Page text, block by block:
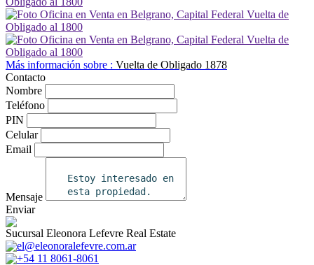
Más información sobre : Vuelta de Obligado 1878
Contacto
Nombre
Teléfono
PIN
Celular
Email
Mensaje
Enviar
Sucursal Eleonora Lefevre Real Estate
el@eleonoralefevre.com.ar
+54 11 8061-8061